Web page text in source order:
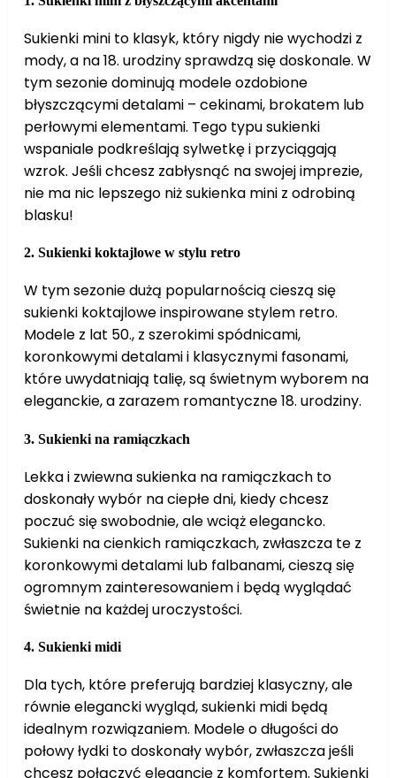
Sukienki mini to klasyk, który nigdy nie wychodzi z
mody, a na 18. urodziny sprawdzą się doskonale. W
tym sezonie dominują modele ozdobione
błyszczącymi detalami – cekinami, brokatem lub
perłowymi elementami. Tego typu sukienki
wspaniale podkreślają sylwetkę i przyciągają
wzrok. Jeśli chcesz zabłysnąć na swojej imprezie,
nie ma nic lepszego niż sukienka mini z odrobiną
blasku!
2. Sukienki koktajlowe w stylu retro
W tym sezonie dużą popularnością cieszą się
sukienki koktajlowe inspirowane stylem retro.
Modele z lat 50., z szerokimi spódnicami,
koronkowymi detalami i klasycznymi fasonami,
które uwydatniają talię, są świetnym wyborem na
eleganckie, a zarazem romantyczne 18. urodziny.
3. Sukienki na ramiączkach
Lekka i zwiewna sukienka na ramiączkach to
doskonały wybór na ciepłe dni, kiedy chcesz
poczuć się swobodnie, ale wciąż elegancko.
Sukienki na cienkich ramiączkach, zwłaszcza te z
koronkowymi detalami lub falbanami, cieszą się
ogromnym zainteresowaniem i będą wyglądać
świetnie na każdej uroczystości.
4. Sukienki midi
Dla tych, które preferują bardziej klasyczny, ale
równie elegancki wygląd, sukienki midi będą
idealnym rozwiązaniem. Modele o długości do
połowy łydki to doskonały wybór, zwłaszcza jeśli
chcesz połączyć elegancję z komfortem. Sukienki